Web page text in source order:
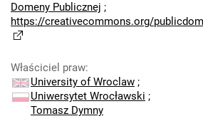
Domeny Publicznej ;
https://creativecommons.org/
Właściciel praw:
University of Wroclaw ;
Uniwersytet Wrocławski ;
Tomasz Dymny